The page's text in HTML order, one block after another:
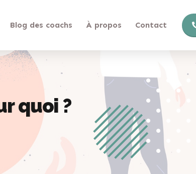
Blog des coachs À propos Contact
quoi ?